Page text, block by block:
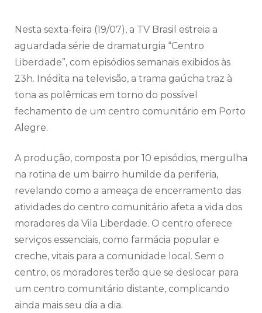
Nesta sexta-feira (19/07), a TV Brasil estreia a
aguardada série de dramaturgia “Centro
Liberdade”, com episódios semanais exibidos às
23h. Inédita na televisão, a trama gaúcha traz à
tona as polêmicas em torno do possível
fechamento de um centro comunitário em Porto
Alegre.
A produção, composta por 10 episódios, mergulha
na rotina de um bairro humilde da periferia,
revelando como a ameaça de encerramento das
atividades do centro comunitário afeta a vida dos
moradores da Vila Liberdade. O centro oferece
serviços essenciais, como farmácia popular e
creche, vitais para a comunidade local. Sem o
centro, os moradores terão que se deslocar para
um centro comunitário distante, complicando
ainda mais seu dia a dia.